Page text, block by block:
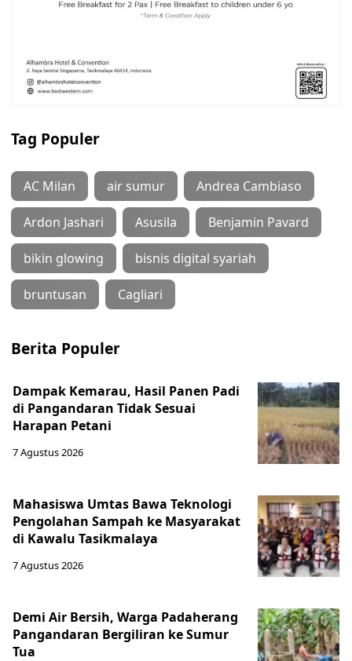
Tag Populer
AC Milan air sumur Andrea Cambiaso
Ardon Jashari Asusila Benjamin Pavard
bikin glowing bisnis digital syariah
bruntusan Cagliari
Berita Populer
Dampak Kemarau, Hasil Panen Padi
di Pangandaran Tidak Sesuai
Harapan Petani
7 Agustus 2026
Mahasiswa Umtas Bawa Teknologi
Pengolahan Sampah ke Masyarakat
di Kawalu Tasikmalaya
7 Agustus 2026
Demi Air Bersih, Warga Padaherang
Pangandaran Bergiliran ke Sumur
Tua